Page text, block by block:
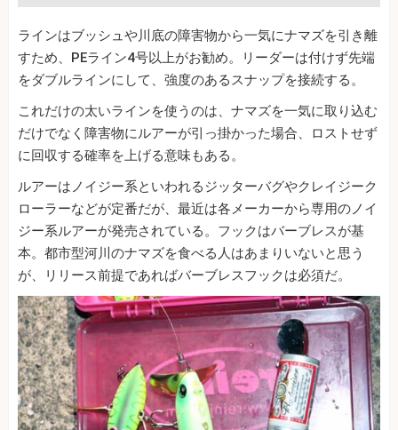
ラインはブッシュや川底の障害物から一気にナマズを引き離
すため、PEライン4号以上がお勧め。リーダーは付けず先端
をダブルラインにして、強度のあるスナップを接続する。
これだけの太いラインを使うのは、ナマズを一気に取り込む
だけでなく障害物にルアーが引っ掛かった場合、ロストせず
に回収する確率を上げる意味もある。
ルアーはノイジー系といわれるジッターバグやクレイジーク
ローラーなどが定番だが、最近は各メーカーから専用のノイ
ジー系ルアーが発売されている。フックはバーブレスが基
本。都市型河川のナマズを食べる人はあまりいないと思う
が、リリース前提であればバーブレスフックは必須だ。